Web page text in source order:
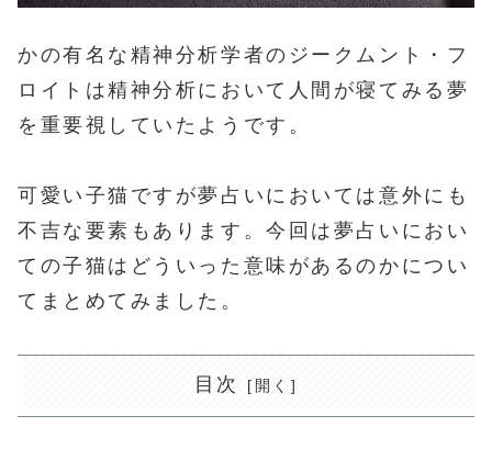
かの有名な精神分析学者のジークムント・フ
ロイトは精神分析において人間が寝てみる夢
を重要視していたようです。
可愛い子猫ですが夢占いにおいては意外にも
不吉な要素もあります。今回は夢占いにおい
ての子猫はどういった意味があるのかについ
てまとめてみました。
目次